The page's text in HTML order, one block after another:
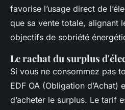
favorise l’usage direct de
que sa vente totale, alignant
objectifs de sobriété
Le rachat du surplus
Si vous ne consommez pas
EDF OA (Obligation d’Achat)
d’acheter le surplus. Le tarif